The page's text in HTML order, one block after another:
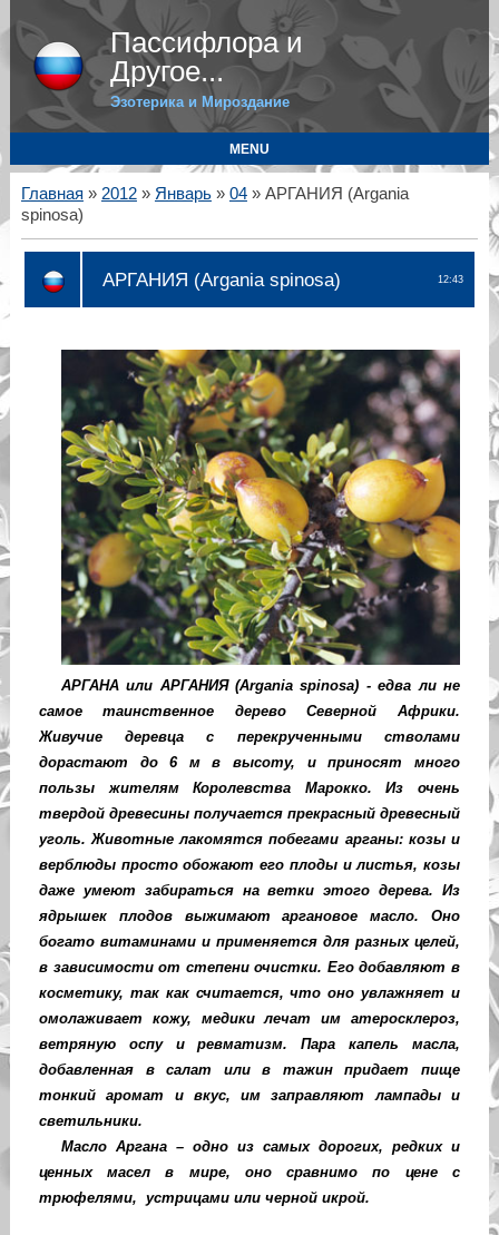
Пассифлора и
Другое...
Эзотерика и Мироздание
MENU
Главная » 2012 » Январь » 04» АРГАНИЯ (Argania
spinosa)
12:43
АРГАНИЯ (Argania spinosa)
АРГАНА или АРГАНИЯ (Arganiaspinosa) - едва ли не
самое таинственное дерево Северной Африки.
Живучие деревца с перекрученными стволами
дорастают до 6 м в высоту, и приносят много
пользы жителям Королевства Марокко. Из очень
твердой древесины получается прекрасный древесный
уголь. Животные лакомятся побегами арганы: козы и
верблюды просто обожают его плоды и листья, козы
даже умеют забираться на ветки этого дерева. Из
ядрышек плодов выжимают аргановое масло. Оно
богато витаминами и применяется для разных целей,
в зависимости от степени очистки. Его добавляют в
косметику, так как считается, что оно увлажняет и
омолаживает кожу, медики лечат им атеросклероз,
ветряную оспу и ревматизм. Пара капель масла,
добавленная в салат или в тажин придает пище
тонкий аромат и вкус, им заправляют лампады и
светильники.
Масло Аргана – одно из самых дорогих, редких и
ценных масел в мире, оно сравнимо по цене с
трюфелями, устрицами или черной икрой.